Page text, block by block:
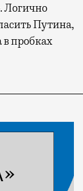
Логично
Путина,
в пробках